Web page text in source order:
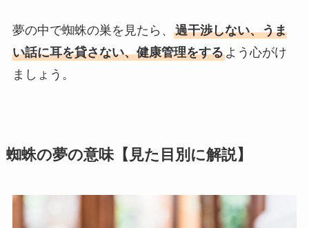
夢の中で蜘蛛の巣を見たら、 過干渉しない、うま
い話に耳を貸さない、健康管理をするよう心がけ
ましょう。
蜘蛛の夢の意味【見た目別に解説】